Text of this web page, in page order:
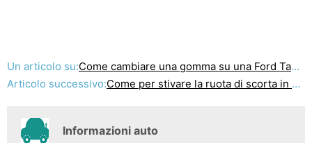
Un articolo su:Come cambiare una gomma su una Ford Taurus 2000
Articolo successivo:Come per stivare la ruota di scorta in un 2007 Ford Focus
Informazioni auto